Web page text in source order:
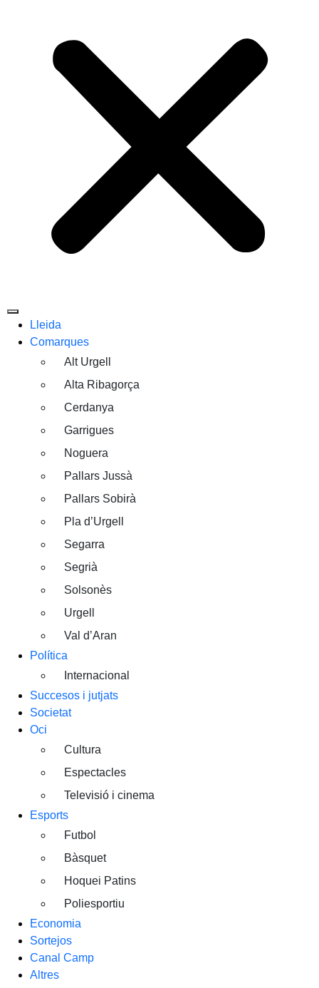
Lleida
Comarques
Alt Urgell
Alta Ribagorça
Cerdanya
Garrigues
Noguera
Pallars Jussà
Pallars Sobirà
Pla d’Urgell
Segarra
Segrià
Solsonès
Urgell
Val d’Aran
Política
Internacional
Succesos i jutjats
Societat
Oci
Cultura
Espectacles
Televisió i cinema
Esports
Futbol
Bàsquet
Hoquei Patins
Poliesportiu
Economia
Sortejos
Canal Camp
Altres